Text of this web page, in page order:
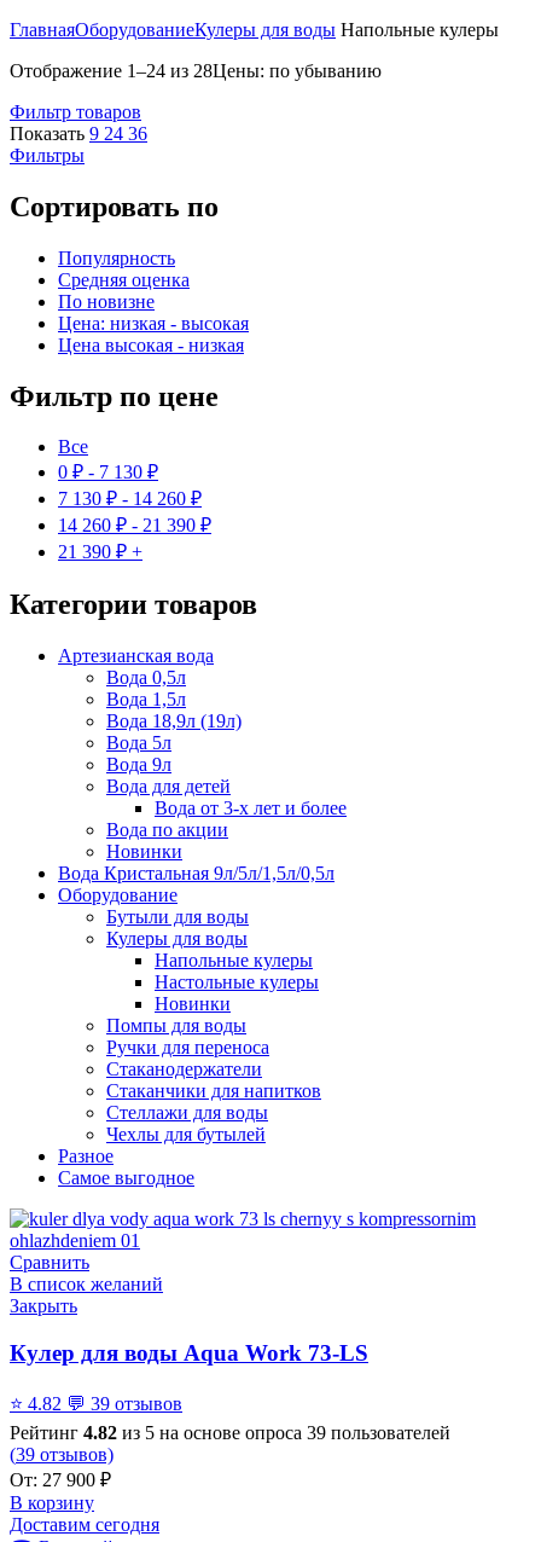
ГлавнаяОборудованиеКулеры для воды Напольные кулеры
Отображение 1–24 из 28Цены: по убыванию
Фильтр товаров
Показать 9 24 36
Фильтры
Сортировать по
Популярность
Средняя оценка
По новизне
Цена: низкая - высокая
Цена высокая - низкая
Фильтр по цене
Все
0 ₽ - 7 130 ₽
7 130 ₽ - 14 260 ₽
14 260 ₽ - 21 390 ₽
21 390 ₽ +
Категории товаров
Артезианская вода
Вода 0,5л
Вода 1,5л
Вода 18,9л (19л)
Вода 5л
Вода 9л
Вода для детей
Вода от 3-х лет и более
Вода по акции
Новинки
Вода Кристальная 9л/5л/1,5л/0,5л
Оборудование
Бутыли для воды
Кулеры для воды
Напольные кулеры
Настольные кулеры
Новинки
Помпы для воды
Ручки для переноса
Стаканодержатели
Стаканчики для напитков
Стеллажи для воды
Чехлы для бутылей
Разное
Самое выгодное
Сравнить
В список желаний
Закрыть
Кулер для воды Aqua Work 73-LS
⭐ 4.82 💬 39 отзывов
Рейтинг 4.82 из 5 на основе опроса 39 пользователей
(39 отзывов)
От: 27 900 ₽
В корзину
Доставим сегодня